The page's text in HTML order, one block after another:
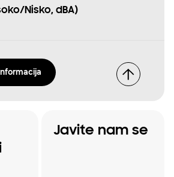
Nisko, dBA)
Javite nam se